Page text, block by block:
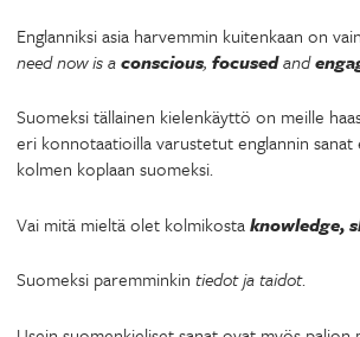
Englanniksi asia harvemmin kuitenkaan on
need now is aconscious, focusedand
Suomeksi tällainen kielenkäyttö on meille
eri konnotaatioilla varustetut englannin sanat
kolmen koplaan suomeksi.
Vai mitä mieltä olet kolmikostaknowledge,
Suomeksi paremminkin tiedot ja taidot.